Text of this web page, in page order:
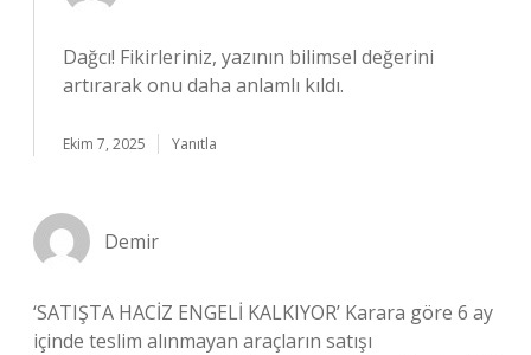
Dağcı! Fikirleriniz, yazının bilimsel değerini
artırarak onu daha anlamlı kıldı.
Ekim 7, 2025 Yanıtla
Demir
‘SATIŞTA HACİZ ENGELİ KALKIYOR’ Karara göre 6 ay
içinde teslim alınmayan araçların satışı